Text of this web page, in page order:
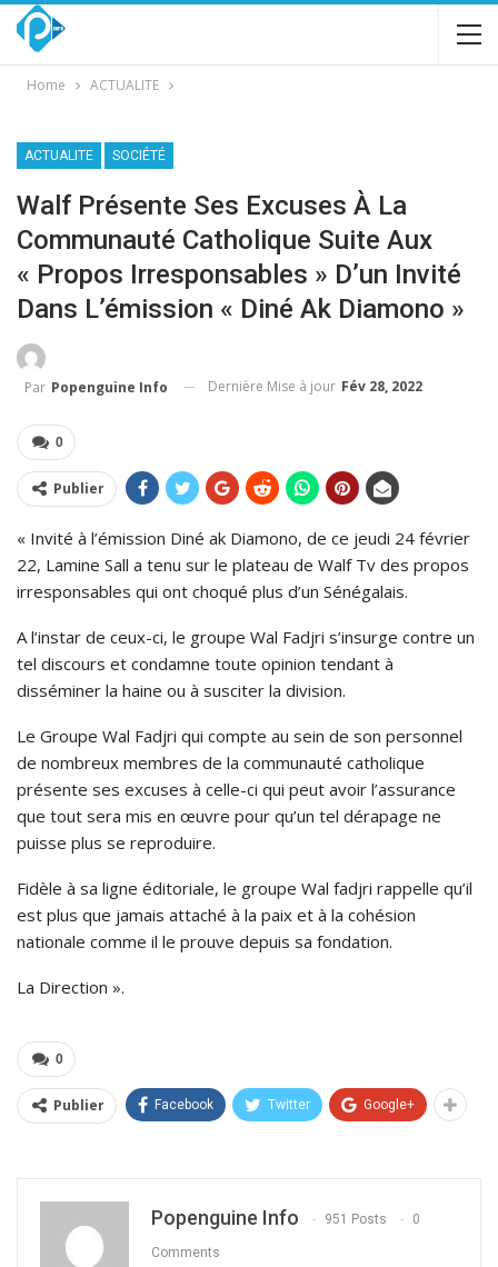
Home ACTUALITE
ACTUALITE SOCIÉTÉ
Walf Présente Ses Excuses À La
Communauté Catholique Suite Aux
« Propos Irresponsables » D’un Invité
Dans L’émission « Diné Ak Diamono »
Par Popenguine Info Dernière Mise à jour Fév 28, 2022
0
Publier
« Invité à l’émission Diné ak Diamono, de ce jeudi 24 février
22, Lamine Sall a tenu sur le plateau de Walf Tv des propos
irresponsables qui ont choqué plus d’un Sénégalais.
A l’instar de ceux-ci, le groupe Wal Fadjri s’insurge contre un
tel discours et condamne toute opinion tendant à
disséminer la haine ou à susciter la division.
Le Groupe Wal Fadjri qui compte au sein de son personnel
de nombreux membres de la communauté catholique
présente ses excuses à celle-ci qui peut avoir l’assurance
que tout sera mis en œuvre pour qu’un tel dérapage ne
puisse plus se reproduire.
Fidèle à sa ligne éditoriale, le groupe Wal fadjri rappelle qu’il
est plus que jamais attaché à la paix et à la cohésion
nationale comme il le prouve depuis sa fondation.
La Direction ».
0
Publier Facebook Twitter Google+
Popenguine Info 951 Posts 0
Comments